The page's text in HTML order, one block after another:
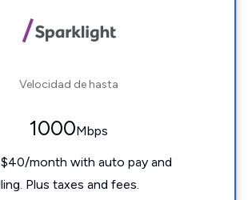
Velocidad de hasta
1000Mbps
month with auto pay and
Plus taxes and fees.